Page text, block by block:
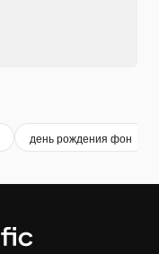
день рождения фон